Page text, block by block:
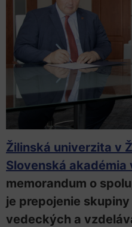
Žilinská univerzita v
Slovenská akadémia
memorandum o
je prepojenie
vedeckých a